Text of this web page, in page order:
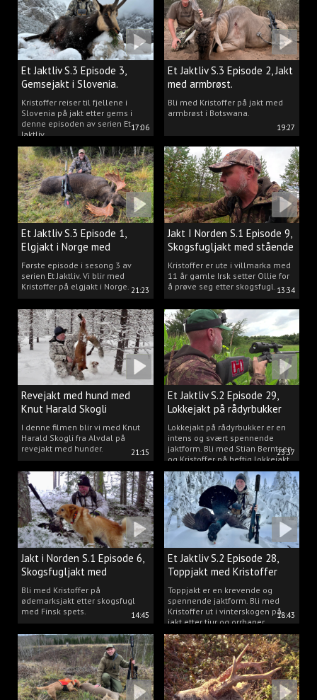
17:06
Et Jaktliv S.3 Episode 3,
Gemsejakt i Slovenia.
Kristoffer reiser til fjellene i
Slovenia på jakt etter gems i
denne episoden av serien Et
Jaktliv.
19:27
Et Jaktliv S.3 Episode 2, Jakt
med armbrøst.
Bli med Kristoffer på jakt med
armbrøst i Botswana.
21:23
Et Jaktliv S.3 Episode 1,
Elgjakt i Norge med
Kristoffer Clausen
Første episode i sesong 3 av
serien Et Jaktliv. Vi blir med
Kristoffer på elgjakt i Norge.
13:34
Jakt I Norden S.1 Episode 9,
Skogsfugljakt med stående
hund.
Kristoffer er ute i villmarka med
11 år gamle Irsk setter Ollie for
å prøve seg etter skogsfugl.
21:15
Revejakt med hund med
Knut Harald Skogli
I denne filmen blir vi med Knut
Harald Skogli fra Alvdal på
revejakt med hunder.
23:37
Et Jaktliv S.2 Episode 29,
Lokkejakt på rådyrbukker
med Stian og Kristoffer
Lokkejakt på rådyrbukker er en
intens og svært spennende
jaktform. Bli med Stian Berntsen
og Kristoffer på heftig lokkejakt.
14:45
Jakt i Norden S.1 Episode 6,
Skogsfugljakt med
spetshund.
Bli med Kristoffer på
ødemarksjakt etter skogsfugl
med Finsk spets.
18:43
Et Jaktliv S.2 Episode 28,
Toppjakt med Kristoffer
Clausen
Toppjakt er en krevende og
spennende jaktform. Bli med
Kristoffer ut i vinterskogen på
jakt etter tiur og orrhaner.